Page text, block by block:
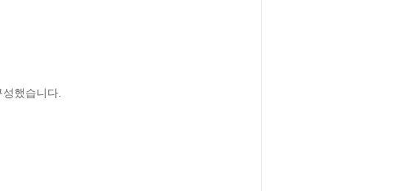
했습니다.